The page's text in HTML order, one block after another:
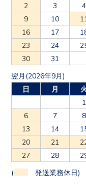
2
3 4
9
10 11
16
17
23
24
30
31
翌月(2026年9月)
日
月
1
6
7 8
13
14
20
21
27
28
( 発送業務休日)